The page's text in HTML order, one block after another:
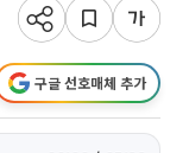
구글 선호매체 추가